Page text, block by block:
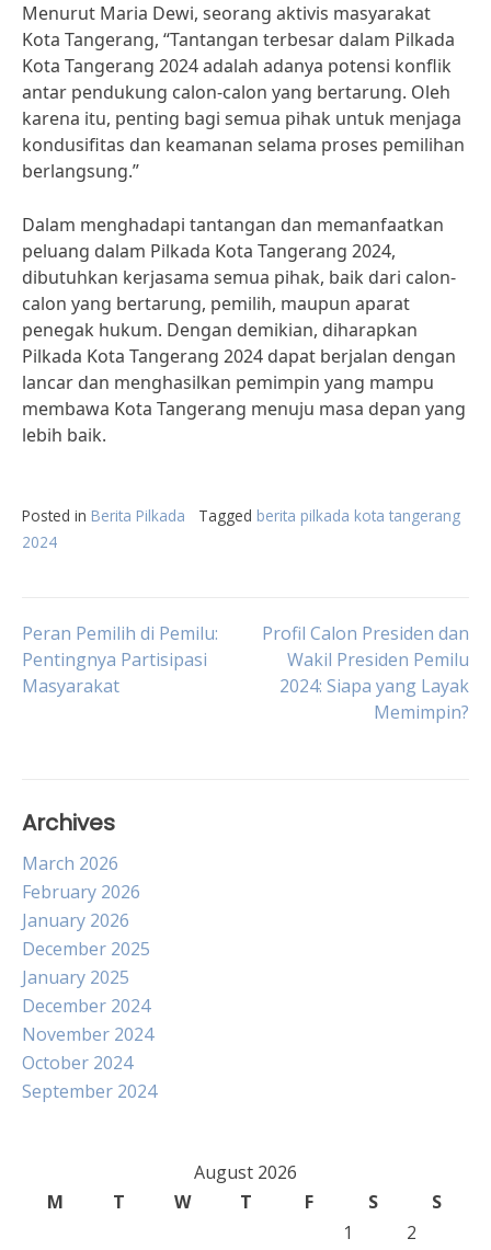
Menurut Maria Dewi, seorang aktivis masyarakat
Kota Tangerang, “Tantangan terbesar dalam Pilkada
Kota Tangerang 2024 adalah adanya potensi konflik
antar pendukung calon-calon yang bertarung. Oleh
karena itu, penting bagi semua pihak untuk menjaga
kondusifitas dan keamanan selama proses pemilihan
berlangsung.”
Dalam menghadapi tantangan dan memanfaatkan
peluang dalam Pilkada Kota Tangerang 2024,
dibutuhkan kerjasama semua pihak, baik dari calon-
calon yang bertarung, pemilih, maupun aparat
penegak hukum. Dengan demikian, diharapkan
Pilkada Kota Tangerang 2024 dapat berjalan dengan
lancar dan menghasilkan pemimpin yang mampu
membawa Kota Tangerang menuju masa depan yang
lebih baik.
Posted in Berita Pilkada Tagged berita pilkada kota tangerang
2024
Post
navigation
Peran Pemilih di Pemilu:
Pentingnya Partisipasi
Masyarakat
Profil Calon Presiden dan
Wakil Presiden Pemilu
2024: Siapa yang Layak
Memimpin?
Archives
March 2026
February 2026
January 2026
December 2025
January 2025
December 2024
November 2024
October 2024
September 2024
August 2026
M
T W T F S
S
1
2